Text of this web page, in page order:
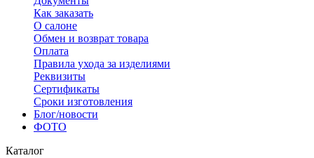
Как заказать
О салоне
Обмен и возврат товара
Оплата
Правила ухода за изделиями
Реквизиты
Сертификаты
Сроки изготовления
Блог/новости
ФОТО
Каталог